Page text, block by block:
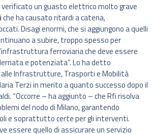
un guasto elettrico molto grave
che ha causato ritardi a catena,
Disagi enormi, che si aggiungono a quelli
a subire, troppo spesso per
ferroviaria che deve essere
e potenziata”. Lo ha detto
alle Infrastrutture, Trasporti e Mobilità
Terzi in merito a quanto successo dopo il
“Occorre – ha aggiunto – che Rfi risolva
del nodo di Milano, garantendo
e soprattutto certe per gli interventi.
essere quello di assicurare un servizio